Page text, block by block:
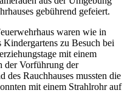
gebührend gefeiert.
waren wie in
Kindergartens zu Besuch bei
mit einem
der Vorführung der
des Rauchhauses mussten die
mit einem Strahlrohr auf